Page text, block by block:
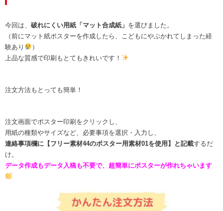
今回は、 破れにくい用紙「マット合成紙」 を選びました。
（前にマット紙ポスターを作成したら、こどもにやぶかれてしまった経
験あり
）
上品な質感で印刷もとてもきれいです！
注文方法もとっても簡単！
注文画面でポスター印刷をクリックし、
用紙の種類やサイズなど、必要事項を選択・入力し、
連絡事項欄に【フリー素材44のポスター用素材01を使用】と記載するだ
け。
データ作成もデータ入稿も不要で、超簡単にポスターが作れちゃいます